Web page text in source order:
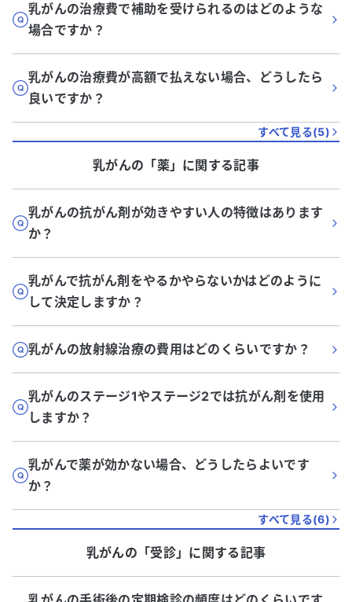
乳がんの治療費で補助を受けられるのはどのような
場合ですか？
乳がんの治療費が高額で払えない場合、どうしたら
良いですか？
すべて見る(5)
乳がんの「薬」に関する記事
乳がんの抗がん剤が効きやすい人の特徴はあります
か？
乳がんで抗がん剤をやるかやらないかはどのように
して決定しますか？
乳がんの放射線治療の費用はどのくらいですか？
乳がんのステージ1やステージ2では抗がん剤を使用
しますか？
乳がんで薬が効かない場合、どうしたらよいです
か？
すべて見る(6)
乳がんの「受診」に関する記事